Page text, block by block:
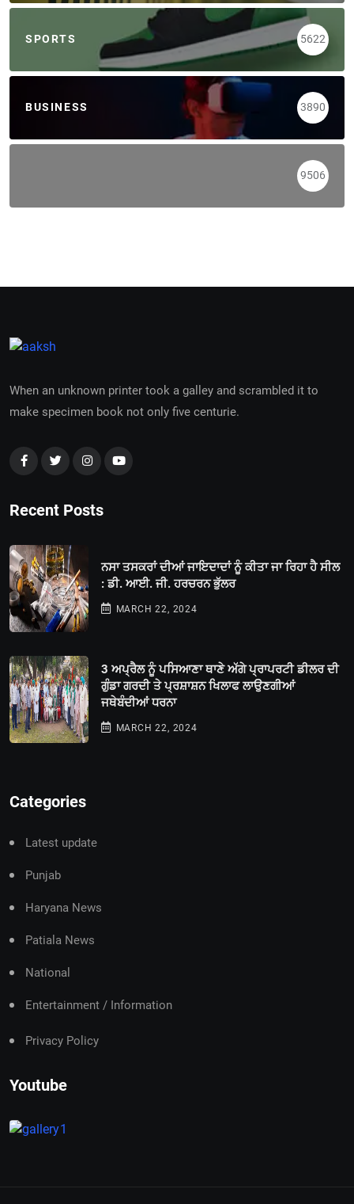
SPORTS 5622
BUSINESS 3890
9506
When an unknown printer took a galley and scrambled it to
make specimen book not only five centurie.
Recent Posts
ਨਸਾ ਤਸਕਰਾਂ ਦੀਆਂ ਜਾਇਦਾਦਾਂ ਨੂੰ ਕੀਤਾ ਜਾ ਰਿਹਾ ਹੈ ਸੀਲ
: ਡੀ. ਆਈ. ਜੀ. ਹਰਚਰਨ ਭੁੱਲਰ
MARCH 22, 2024
3 ਅਪ੍ਰੈਲ ਨੂੰ ਪਸਿਆਣਾ ਥਾਣੇ ਅੱਗੇ ਪ੍ਰਾਪਰਟੀ ਡੀਲਰ ਦੀ
ਗੁੰਡਾ ਗਰਦੀ ਤੇ ਪ੍ਰਸ਼ਾਸ਼ਨ ਖਿਲਾਫ ਲਾਉਣਗੀਆਂ
ਜਥੇਬੰਦੀਆਂ ਧਰਨਾ
MARCH 22, 2024
Categories
Latest update
Punjab
Haryana News
Patiala News
National
Entertainment / Information
Privacy Policy
Youtube